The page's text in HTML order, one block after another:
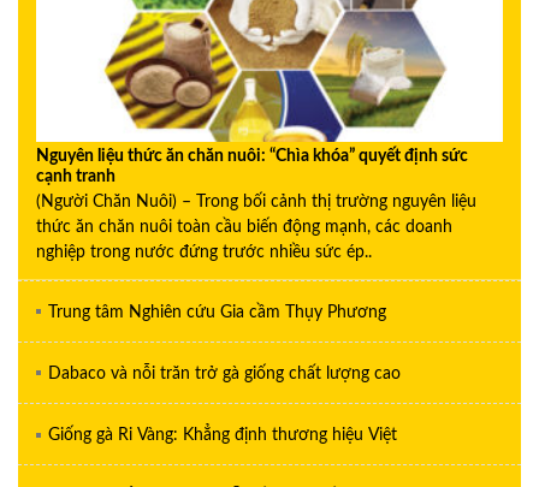
Nguyên liệu thức ăn chăn nuôi: “Chìa khóa” quyết định sức
cạnh tranh
(Người Chăn Nuôi) – Trong bối cảnh thị trường nguyên liệu
thức ăn chăn nuôi toàn cầu biến động mạnh, các doanh
nghiệp trong nước đứng trước nhiều sức ép..
Trung tâm Nghiên cứu Gia cầm Thụy Phương
Dabaco và nỗi trăn trở gà giống chất lượng cao
Giống gà Ri Vàng: Khẳng định thương hiệu Việt